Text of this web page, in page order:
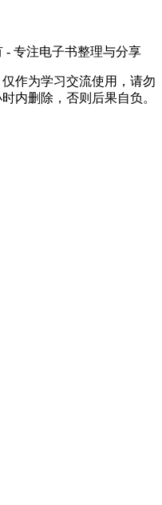
- 专注电子书整理与分享
作为学习交流使用，请勿
内删除，否则后果自负。